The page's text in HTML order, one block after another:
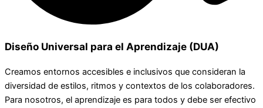
Diseño Universal para el Aprendizaje (DUA)
Creamos entornos accesibles e inclusivos que consideran la
diversidad de estilos, ritmos y contextos de los colaboradores.
Para nosotros, el aprendizaje es para todos y debe ser efectivo